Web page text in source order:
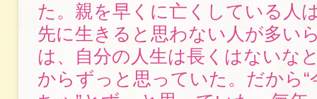
た。親を早くに亡くしている人
先に生きると思わない人が多い
は、自分の人生は長くはないな
からずっと思っていた。だから